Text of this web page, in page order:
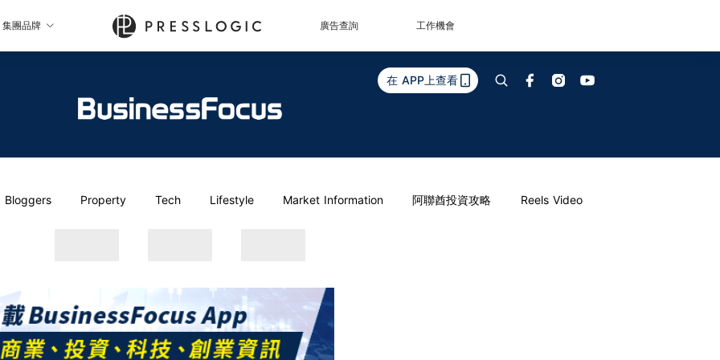
集團品牌 廣告查詢 工作機會
在 APP上查看
Bloggers Property Tech Lifestyle Market Information 阿聯酋投資攻略 Reels Video